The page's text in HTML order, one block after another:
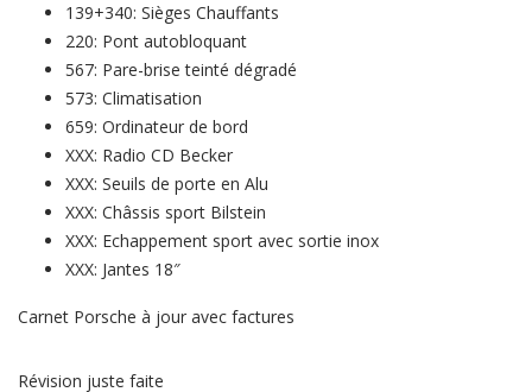
139+340: Sièges Chauffants
220: Pont autobloquant
567: Pare-brise teinté dégradé
573: Climatisation
659: Ordinateur de bord
XXX: Radio CD Becker
XXX: Seuils de porte en Alu
XXX: Châssis sport Bilstein
XXX: Echappement sport avec sortie inox
XXX: Jantes 18″
Carnet Porsche à jour avec factures
Révision juste faite